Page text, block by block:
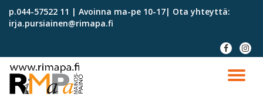
Skip
p.044-57522 11 | Avoinna ma-pe 10-17| Ota yhteyttä:
irja.pursiainen@rimapa.fi
fa-
facebook
fa-